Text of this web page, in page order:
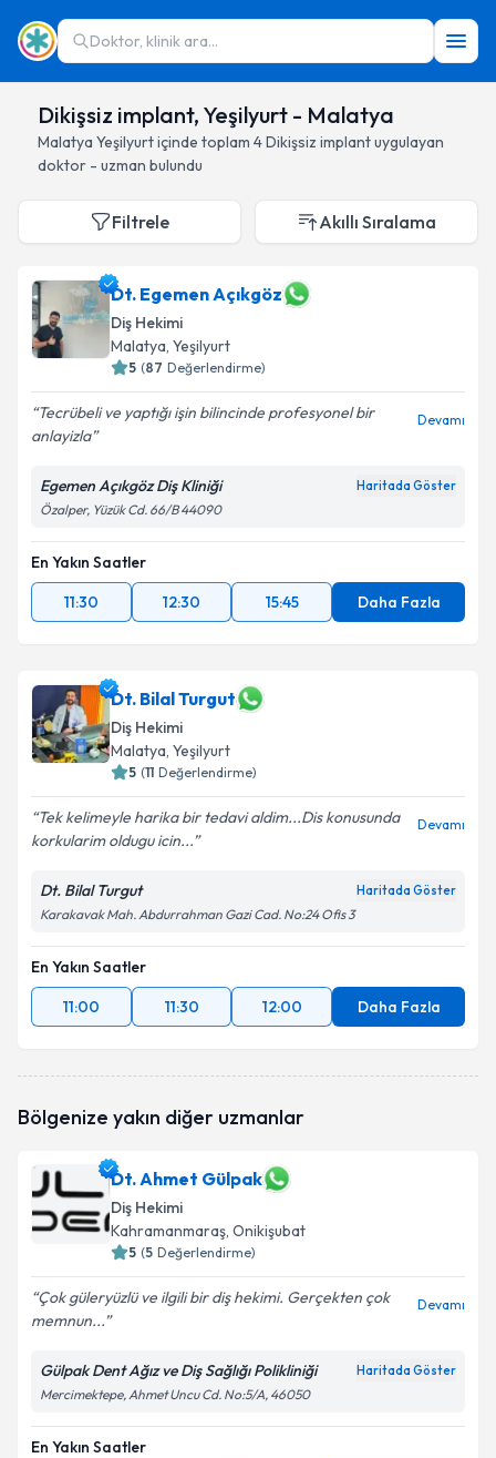
Doktor, klinik ara...
Dikişsiz implant, Yeşilyurt - Malatya
Malatya Yeşilyurtiçinde toplam 4Dikişsiz implantuygulayan
doktor - uzman bulundu
Filtrele Akıllı Sıralama
Dt. Egemen Açıkgöz
Diş Hekimi
Malatya, Yeşilyurt
5 (87 Değerlendirme)
Tecrübeli ve yaptığı işin bilincinde profesyonel bir
anlayizla
Devamı
Egemen Açıkgöz Diş Kliniği Haritada Göster
Özalper, Yüzük Cd. 66/B 44090
En Yakın Saatler
11:30
12:30 15:45 Daha Fazla
Dt. Bilal Turgut
Diş Hekimi
Malatya, Yeşilyurt
5 (11 Değerlendirme)
Tek kelimeyle harika bir tedavi aldim...Dis konusunda
korkularim oldugu icin...
Devamı
Dt. Bilal Turgut Haritada Göster
Karakavak Mah. Abdurrahman Gazi Cad. No:24 Ofis 3
En Yakın Saatler
11:00
11:30 12:00 Daha Fazla
Bölgenize yakın diğer uzmanlar
Dt. Ahmet Gülpak
Diş Hekimi
Kahramanmaraş, Onikişubat
5 (5 Değerlendirme)
Çok güleryüzlü ve ilgili bir diş hekimi. Gerçekten çok
memnun...
Devamı
Gülpak Dent Ağız ve Diş Sağlığı Polikliniği Haritada Göster
Mercimektepe, Ahmet Uncu Cd. No:5/A, 46050
En Yakın Saatler